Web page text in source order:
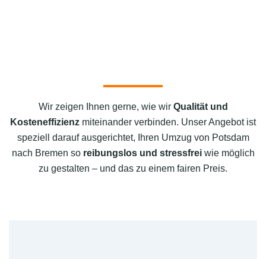
Wir zeigen Ihnen gerne, wie wir Qualität und
Kosteneffizienz miteinander verbinden. Unser Angebot ist
speziell darauf ausgerichtet, Ihren Umzug von Potsdam
nach Bremen so reibungslos und stressfreiwie möglich
zu gestalten – und das zu einem fairen Preis.